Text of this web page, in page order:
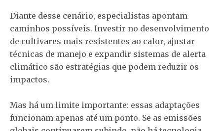
Diante desse cenário, especialistas apontam
caminhos possíveis. Investir no desenvolvimento
de cultivares mais resistentes ao calor, ajustar
técnicas de manejo e expandir sistemas de alerta
climático são estratégias que podem reduzir os
impactos.
Mas há um limite importante: essas adaptações
funcionam apenas até um ponto. Se as emissões